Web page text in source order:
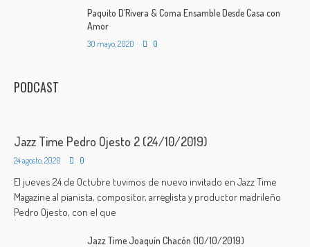
Paquito D’Rivera & Coma Ensamble Desde Casa con
Amor
30 mayo, 2020 0
PODCAST
Jazz Time Pedro Ojesto 2 (24/10/2019)
24 agosto, 2020 0
El jueves 24 de Octubre tuvimos de nuevo invitado en Jazz Time
Magazine al pianista, compositor, arreglista y productor madrileño
Pedro Ojesto, con el que
Jazz Time Joaquín Chacón (10/10/2019)